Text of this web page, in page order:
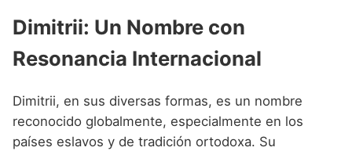
Dimitrii: Un Nombre con
Resonancia Internacional
Dimitrii, en sus diversas formas, es un nombre
reconocido globalmente, especialmente en los
países eslavos y de tradición ortodoxa. Su